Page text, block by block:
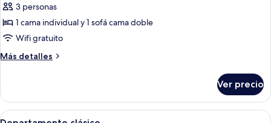
de
Departamento
básico
3 personas
1 cama individual y 1 sofá cama doble
Wifi gratuito
Más detalles
Más
básico
Ver precio
Abrir
Una habitación compacta con cama,
6